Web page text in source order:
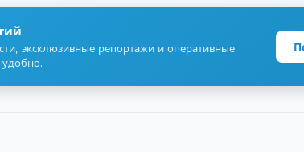
эксклюзивные репортажи и оперативные